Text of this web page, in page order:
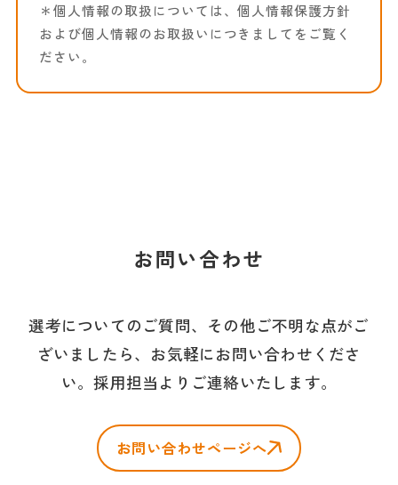
＊個人情報の取扱については、個人情報保護方針
および個人情報のお取扱いにつきましてをご覧く
ださい。
お問い合わせ
お問い合わせ
選考についてのご質問、その他ご不明な点がご
ざいましたら、お気軽にお問い合わせくださ
い。採用担当よりご連絡いたします。
お問い合わせページへ